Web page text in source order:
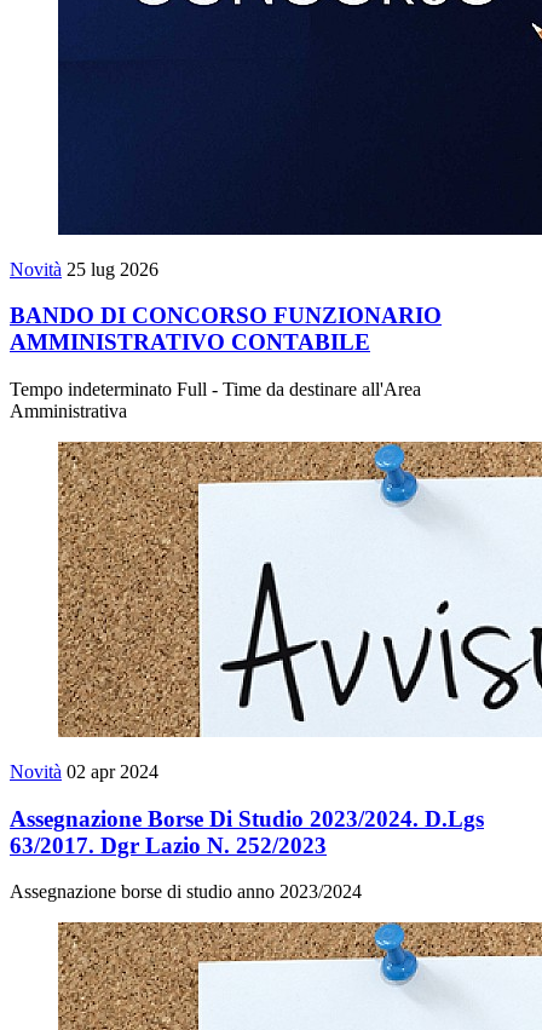
Novità 25 lug 2026
BANDO DI CONCORSO FUNZIONARIO
AMMINISTRATIVO CONTABILE
Tempo indeterminato Full - Time da destinare all'Area
Amministrativa
Novità 02 apr 2024
Assegnazione Borse Di Studio 2023/2024. D.Lgs
63/2017. Dgr Lazio N. 252/2023
Assegnazione borse di studio anno 2023/2024